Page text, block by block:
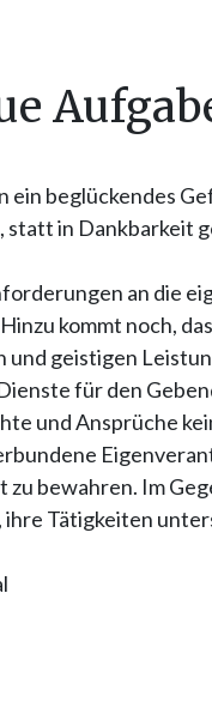
ein beglückendes
in Dankbarkeit
an die
kommt noch,
geistigen
für den
und Ansprüche
bewahren. Im
Tätigkeiten